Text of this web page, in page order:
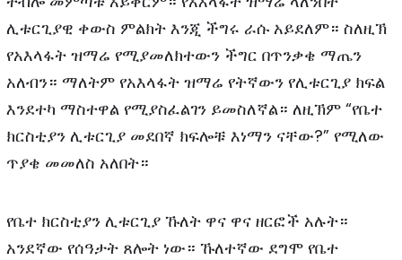
ሊቱርጊያዊ ቀውስ ምልክት እንጂ ችግሩ ራሱ አይደለም። ስለዚኽ
የአእላፋት ዝማሬ የሚያመለክተውን ችግር በጥንቃቄ ማጤን
አለብን። ማለትም የአእላፋት ዝማሬ የትኛውን የሊቱርጊያ ክፍል
እንደተካ ማስተዋል የሚያስፈልገን ይመስለኛል። ለዚኽም “የቤተ
ክርስቲያን ሊቱርጊያ መደበኛ ክፍሎቹ እነማን ናቸው?” የሚለው
ጥያቄ መመለስ አለበት።
የቤተ ክርስቲያን ሊቱርጊያ ኹለት ዋና ዋና ዘርፎች አሉት።
አንደኛው የሰዓታት ጸሎት ነው። ኹለተኛው ደግሞ የቤተ